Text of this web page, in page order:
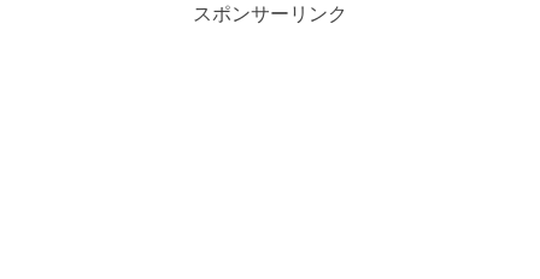
スポンサーリンク